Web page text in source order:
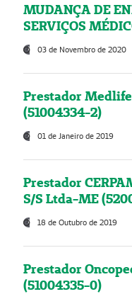
MUDANÇA DE
SERVIÇOS
03 de Novembro de 2020
Prestador
(51004334-2)
01 de Janeiro de 2019
Prestador
S/S Ltda-ME
18 de Outubro de 2019
Prestador
(51004335-0)